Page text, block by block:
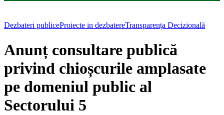
Dezbateri publiceProiecte in dezbatereTransparența Decizională
Anunț consultare publică
privind chioșcurile amplasate
pe domeniul public al
Sectorului 5